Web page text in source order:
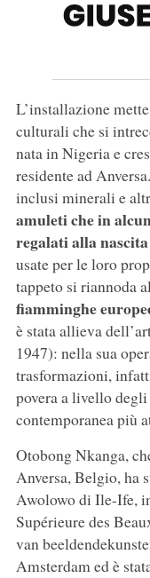
L’installazione
culturali che si
nata in Nigeria e
residente ad
inclusi minerali e
amuleti che in
regalati alla
usate per le loro
tappeto si riannoda
fiamminghe
è stata allieva
1947): nella sua
trasformazioni,
povera a livello
contemporanea più
Otobong Nkanga,
Anversa, Belgio, ha
Awolowo di Ile-Ife,
Supérieure des
van
Amsterdam ed è